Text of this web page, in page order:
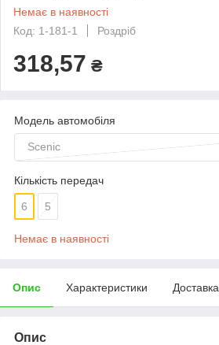
Немає в наявності
Код: 1-181-1
Роздріб
318,57 ₴
Модель автомобіля
Scenic
Кількість передач
6 5
Немає в наявності
Опис Характеристики Доставка
Опис